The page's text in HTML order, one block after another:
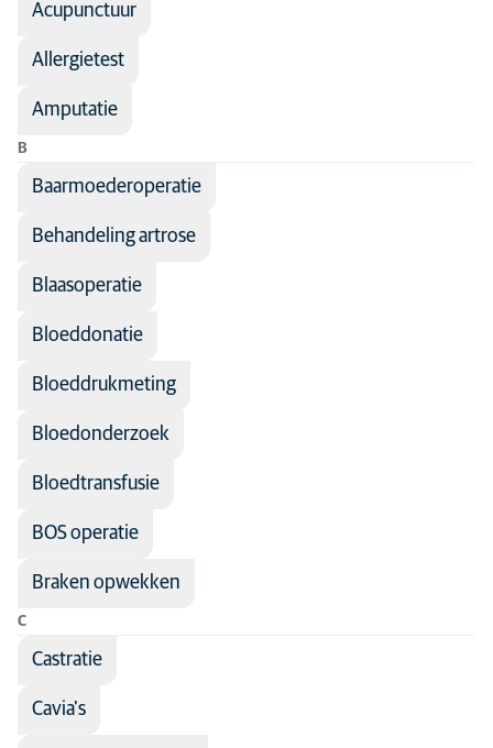
Medische discipline
Acupunctuur
Algemene diergeneeskunde
Sportgeneeskunde en revalidatie
Tandheelkunde
Alle diersoorten
Andere dieren
Hond
Kitten
Acupunctuur
Allergietest
Amputatie
B
Baarmoederoperatie
Behandeling artrose
Blaasoperatie
Bloeddonatie
Bloeddrukmeting
Bloedonderzoek
Bloedtransfusie
BOS operatie
Braken opwekken
C
Castratie
Cavia's